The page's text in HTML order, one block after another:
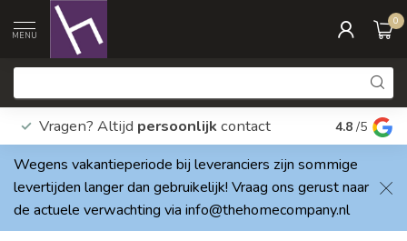
MENU
0
Vragen? Altijd persoonlijk contact Elke dag
4.8 /5
Wegens vakantieperiode bij leveranciers zijn sommige
levertijden langer dan gebruikelijk! Vraag ons gerust naar
de actuele verwachting via info@thehomecompany.nl